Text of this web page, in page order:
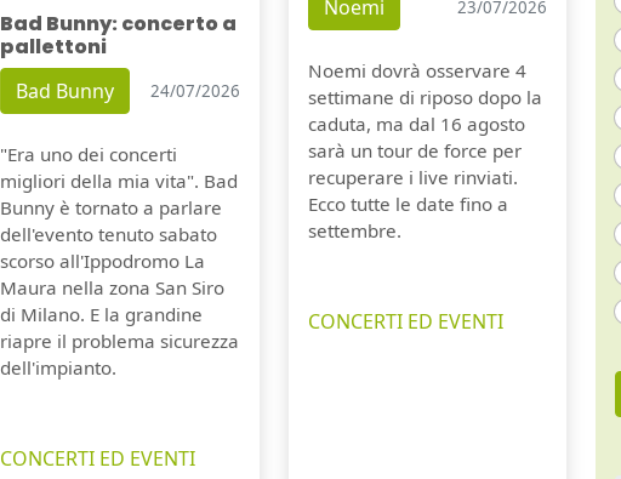
Bad Bunny: concerto a
pallettoni
Bad Bunny 24/07/2026
"Era uno dei concerti
migliori della mia vita". Bad
Bunny è tornato a parlare
dell'evento tenuto sabato
scorso all'Ippodromo La
Maura nella zona San Siro
di Milano. E la grandine
riapre il problema sicurezza
dell'impianto.
CONCERTI ED EVENTI
Noemi 23/07/2026
Noemi dovrà osservare 4
settimane di riposo dopo la
caduta, ma dal 16 agosto
sarà un tour de force per
recuperare i live rinviati.
Ecco tutte le date fino a
settembre.
CONCERTI ED EVENTI